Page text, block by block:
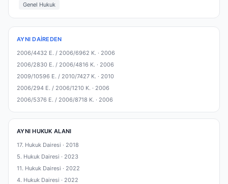
Genel Hukuk
AYNI DAIREDEN
2006/4432 E. / 2006/6962 K. · 2006
2006/2830 E. / 2006/4816 K. · 2006
2009/10596 E. / 2010/7427 K. · 2010
2006/294 E. / 2006/1210 K. · 2006
2006/5376 E. / 2006/8718 K. · 2006
AYNI HUKUK ALANI
17. Hukuk Dairesi · 2018
5. Hukuk Dairesi · 2023
11. Hukuk Dairesi · 2022
4. Hukuk Dairesi · 2022